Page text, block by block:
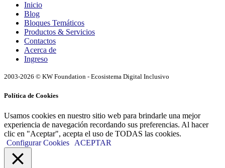
Inicio
Blog
Bloques Temáticos
Productos & Servicios
Contactos
Acerca de
Ingreso
2003-2026 © KW Foundation - Ecosistema Digital Inclusivo
Política de Cookies
Usamos cookies en nuestro sitio web para brindarle una mejor
experiencia de navegación recordando sus preferencias. Al hacer
clic en "Aceptar", acepta el uso de TODAS las cookies.
Configurar Cookies
ACEPTAR